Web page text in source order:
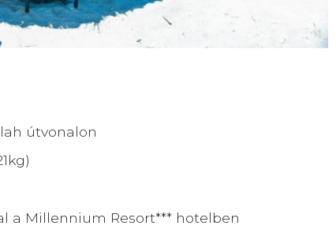
útvonalon
a Millennium Resort*** hotelben